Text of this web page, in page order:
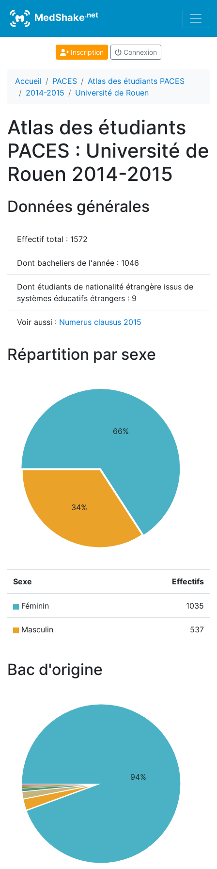
MedShake.net
Inscription Connexion
Accueil PACES
Atlas des étudiants PACES
2014-2015
Université de Rouen
Atlas des étudiants
PACES : Université de
Rouen 2014-2015
Données générales
Effectif total : 1572
Dont bacheliers de l'année : 1046
Dont étudiants de nationalité étrangère issus de
systèmes éducatifs étrangers : 9
Voir aussi : Numerus clausus 2015
Répartition par sexe
66%
34%
Sexe Effectifs
Féminin 1035
Masculin 537
Bac d'origine
94%